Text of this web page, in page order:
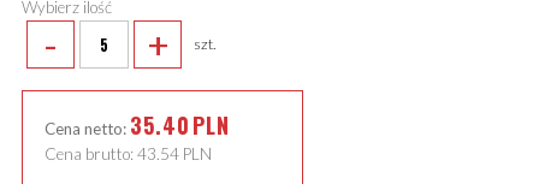
Wybierz ilość
- + szt.
Cena netto: 35.40PLN
Cena brutto: 43.54 PLN